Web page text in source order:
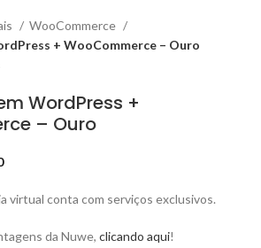
WooCommerce
+ WooCommerce – Ouro
WordPress +
– Ouro
virtual conta com serviços exclusivos.
da Nuwe, clicando aqui!